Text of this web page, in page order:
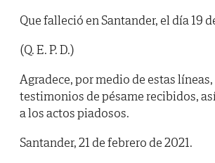
Que falleció en Santander, el día 19
(Q. E. P. D.)
Agradece, por medio de estas
testimonios de pésame recibidos,
a los actos piadosos.
Santander, 21 de febrero de 2021.